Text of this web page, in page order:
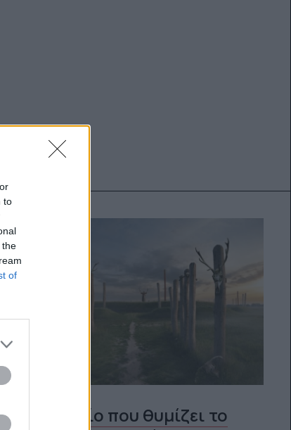
to
the
of
Ένα μνημείο που θυμίζει το